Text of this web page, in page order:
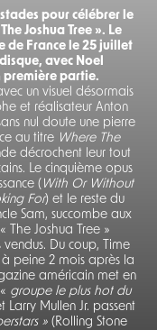
pour célébrer le
Joshua Tree ». Le
de France le 25 juillet
avec Noel
première partie.
un visuel désormais
et réalisateur Anton
nul doute une pierre
au titre Where The
décrochent leur tout
Le cinquième opus
( With Or Without
For) et le reste du
Sam, succombe aux
The Joshua Tree »
Du coup, Time
à peine 2 mois après la
américain met en
groupe le plus hot du
Mullen Jr. passent
» (Rolling Stone